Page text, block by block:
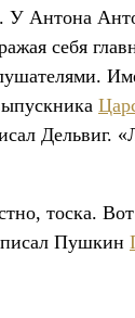
У Антона
себя
Дельвиг.
тоска.
Пушкин